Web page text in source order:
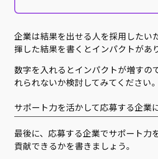
企業は結果を出せる人を採用したい
揮した結果を書くとインパクトがあり
数字を入れるとインパクトが増すの
れられないか検討してみてください。
サポート力を活かして応募する企業
最後に、応募する企業でサポート力
貢献できるかを書きましょう。